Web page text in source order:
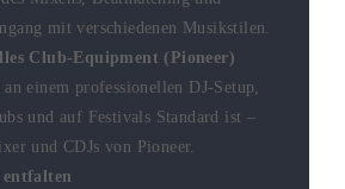
mit verschiedenen Musikstilen.
Club-Equipment (Pioneer)
an einem professionellen DJ-Setup,
und auf Festivals Standard ist –
und CDJs von Pioneer.